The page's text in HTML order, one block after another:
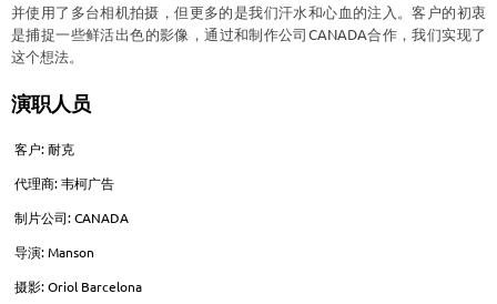
并使用了多台相机拍摄，但更多的是我们汗水和心血的注入。客户的初衷
是捕捉一些鲜活出色的影像，通过和制作公司CANADA合作，我们实现了
这个想法。
演职人员
客户: 耐克
代理商: 韦柯广告
制片公司: CANADA
导演: Manson
摄影: Oriol Barcelona